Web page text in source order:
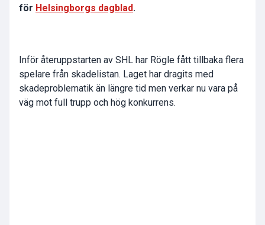
för Helsingborgs dagblad.
Inför återuppstarten av SHL har Rögle fått tillbaka flera
spelare från skadelistan. Laget har dragits med
skadeproblematik än längre tid men verkar nu vara på
väg mot full trupp och hög konkurrens.